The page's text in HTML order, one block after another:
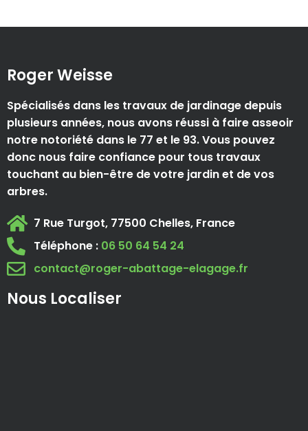
Roger Weisse
Spécialisés dans les travaux de jardinage depuis
plusieurs années, nous avons réussi à faire asseoir
notre notoriété dans le 77 et le 93. Vous pouvez
donc nous faire confiance pour tous travaux
touchant au bien-être de votre jardin et de vos
arbres.
7 Rue Turgot, 77500 Chelles, France
Téléphone : 06 50 64 54 24
contact@roger-abattage-elagage.fr
Nous Localiser